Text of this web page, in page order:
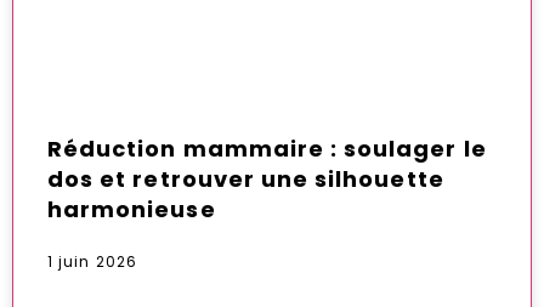
Réduction mammaire : soulager le
dos et retrouver une silhouette
harmonieuse
1 juin 2026